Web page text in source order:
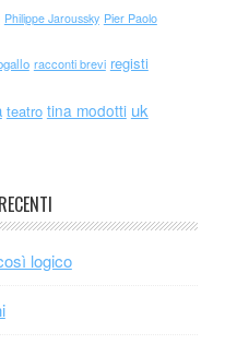
Philippe Jaroussky Pier Paolo
racconti brevi registi
teatro tina modotti uk
logico